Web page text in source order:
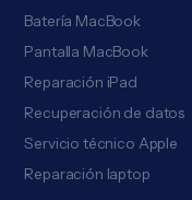
Batería MacBook
Pantalla MacBook
Reparación iPad
Recuperación de datos
Servicio técnico Apple
Reparación laptop